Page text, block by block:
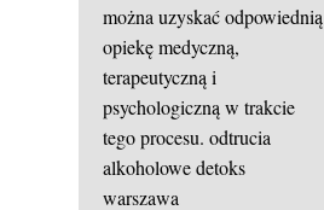
można uzyskać odpowiednią
opiekę medyczną,
terapeutyczną i
psychologiczną w trakcie
tego procesu. odtrucia
alkoholowe detoks
warszawa